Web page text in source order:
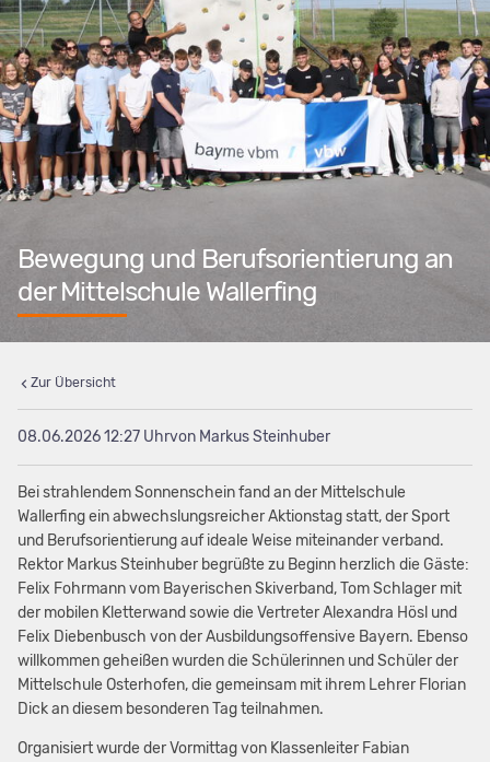
Bewegung und Berufsorientierung an
der Mittelschule Wallerfing
08.06.2026 12:27 von Markus Steinhuber
Bei strahlendem Sonnenschein fand an der Mittelschule
Wallerfing ein abwechslungsreicher Aktionstag statt, der Sport
und Berufsorientierung auf ideale Weise miteinander verband.
Rektor Markus Steinhuber begrüßte zu Beginn herzlich die Gäste:
Felix Fohrmann vom Bayerischen Skiverband, Tom Schlager mit
der mobilen Kletterwand sowie die Vertreter Alexandra Hösl und
Felix Diebenbusch von der Ausbildungsoffensive Bayern. Ebenso
willkommen geheißen wurden die Schülerinnen und Schüler der
Mittelschule Osterhofen, die gemeinsam mit ihrem Lehrer Florian
Dick an diesem besonderen Tag teilnahmen.
Organisiert wurde der Vormittag von Klassenleiter Fabian
Zur Übersicht